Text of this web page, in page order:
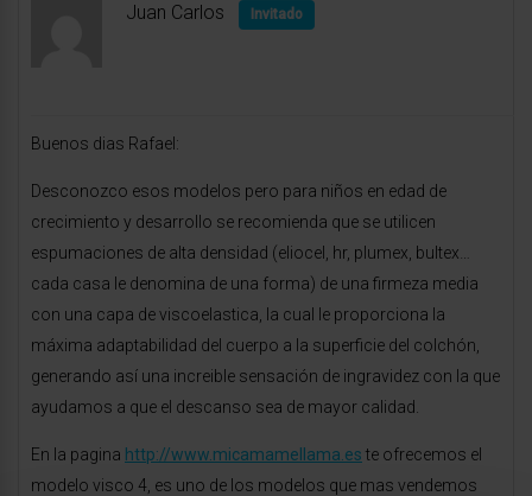
Juan Carlos Invitado
Buenos dias Rafael:
Desconozco esos modelos pero para niños en edad de
crecimiento y desarrollo se recomienda que se utilicen
espumaciones de alta densidad (eliocel, hr, plumex, bultex…
cada casa le denomina de una forma) de una firmeza media
con una capa de viscoelastica, la cual le proporciona la
máxima adaptabilidad del cuerpo a la superficie del colchón,
generando así una increible sensación de ingravidez con la que
ayudamos a que el descanso sea de mayor calidad.
En la pagina http://www.micamamellama.es te ofrecemos el
modelo visco 4, es uno de los modelos que mas vendemos